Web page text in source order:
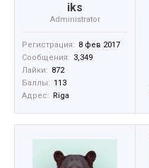
iks
Administrator
Регистрация: 8 фев 2017
Сообщения: 3,349
Лайки: 872
Баллы: 113
Адрес:
Riga